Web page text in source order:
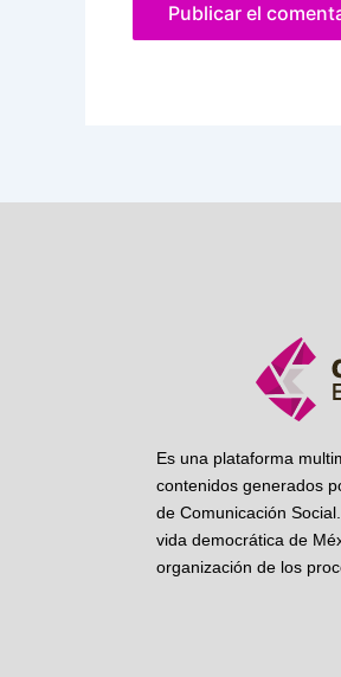
Es una plataforma
contenidos generados
de Comunicación
vida democrática de
organización de los